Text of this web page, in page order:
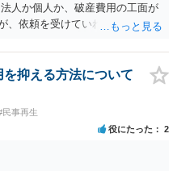
人か個人か、破産費用の工面が
、依頼を受けていれば責任が発
です。 もし、新しく依頼をされ
みてください。 ①●月●日受任
くる。報告書作成しはじめる
破産申立て など教えてくれる
保できている場合の例示なの
た変わります。）
抑える方法について
民事再生
役にたった 2